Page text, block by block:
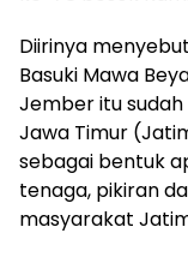
Diirinya
Basuki Mawa
Jember itu
Jawa Timur
sebagai bentuk
tenaga, pikiran
masyarakat